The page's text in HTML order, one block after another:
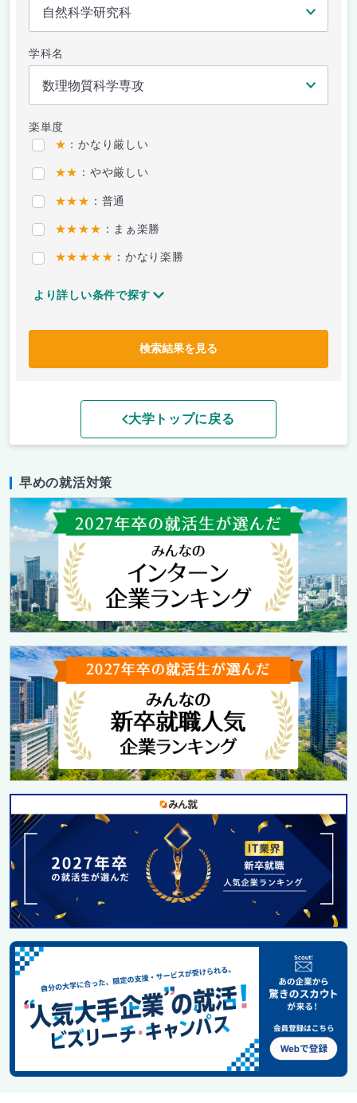
学科名
楽単度
★ ：かなり厳しい
★★ ：やや厳しい
★★★ ：普通
★★★★ ：まぁ楽勝
★★★★★ ：かなり楽勝
より詳しい条件で探す
検索結果を見る
大学トップに戻る
早めの就活対策